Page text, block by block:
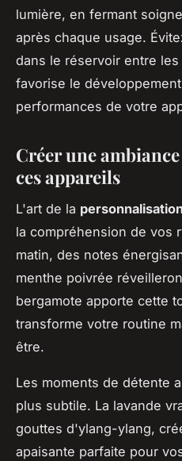
lumière, en fermant
après chaque usage.
dans le réservoir entre
favorise le
performances de votre
Créer une
ces appareils
L'art de la
la compréhension de vos
matin, des notes
menthe poivrée
bergamote apporte cette
transforme votre routine
être.
Les moments de détente
plus subtile. La lavande
gouttes d'ylang-ylang,
apaisante parfaite pour